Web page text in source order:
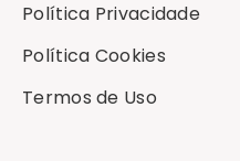
Política Privacidade
Política Cookies
Termos de Uso